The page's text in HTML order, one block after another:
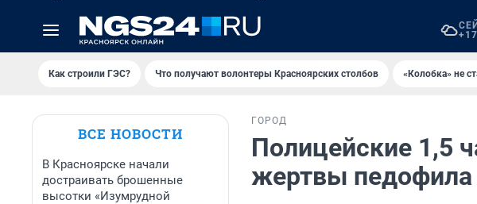
Как строили ГЭС? Что получают волонтеры Красноярских столбов «Колобка» не
ВСЕ НОВОСТИ
В Красноярске начали
достраивать брошенные
высотки «Изумрудной
ГОРОД
Полицейские 1,5
жертвы педофила